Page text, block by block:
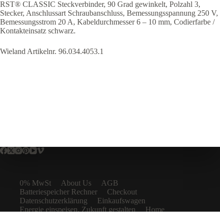
RST® CLASSIC Steckverbinder, 90 Grad gewinkelt, Polzahl 3,
Stecker, Anschlussart Schraubanschluss, Bemessungsspannung 250 V,
Bemessungsstrom 20 A, Kabeldurchmesser 6 – 10 mm, Codierfarbe /
Kontakteinsatz schwarz.
Wieland Artikelnr. 96.034.4053.1
0% MwSt About Us
AGB
Batteriespeicher Rechner
Checkout
Datenschutzerklärung
Einkaufswagen
Energie einspeisen, Zukunft gestalten
Home